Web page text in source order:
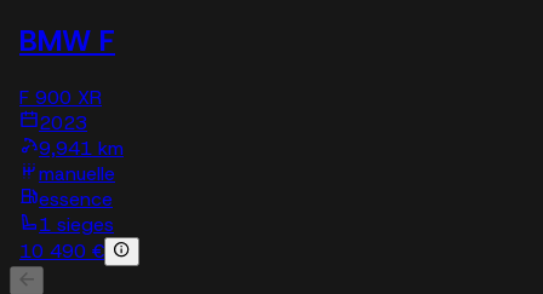
BMW F
F 900 XR
2023
9,941 km
manuelle
essence
1 sieges
10 490 €